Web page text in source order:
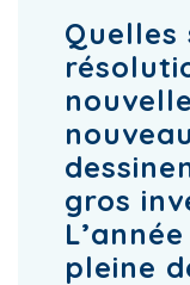
Quelles
gros
pleine